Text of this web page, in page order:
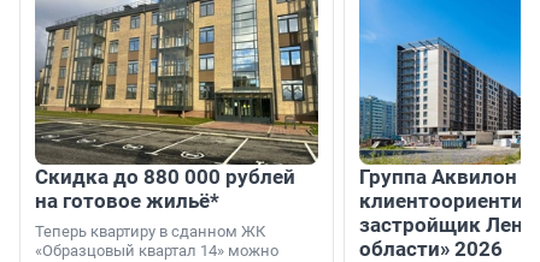
Скидка до 880 000 рублей
на готовое жильё*
Теперь квартиру в сданном ЖК
«Образцовый квартал 14» можно
Группа Аквилон
застройщик
области» 2026